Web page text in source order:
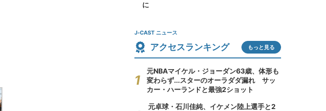
に
J-CAST ニュース
アクセスランキング もっと見る
元NBAマイケル・ジョーダン63歳、体形も
変わらず...スターのオーラダダ漏れ サッ
カー・ハーランドと最強2ショット
元卓球・石川佳純、イケメン陸上選手と2